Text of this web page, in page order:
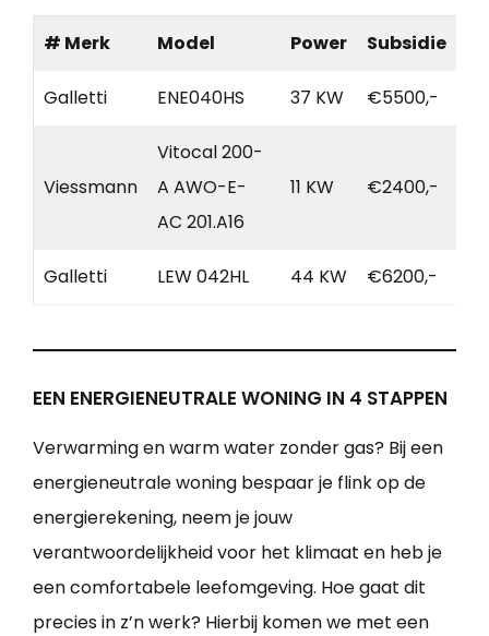
# Merk Model Power Subsidie
Galletti ENE040HS 37 KW €5500,-
Viessmann
Vitocal 200-
A AWO-E-
AC 201.A16
11 KW €2400,-
Galletti LEW 042HL 44 KW €6200,-
EEN ENERGIENEUTRALE WONING IN 4 STAPPEN
Verwarming en warm water zonder gas? Bij een
energieneutrale woning bespaar je flink op de
energierekening, neem je jouw
verantwoordelijkheid voor het klimaat en heb je
een comfortabele leefomgeving. Hoe gaat dit
precies in z’n werk? Hierbij komen we met een